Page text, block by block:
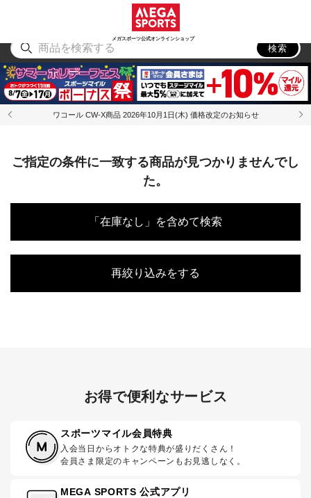
メガスポーツ公式オンラインショップ
アウトドア
検索
ワコール CW-X商品 2026年10月1日(木) 価格改定のお知らせ
ご指定の条件に一致する商品が見つかりませんでし
た。
「在庫なし」を含めて検索
再絞り込みをする
お得で便利なサービス
スポーツマイル会員特典
入会当日からオトクな特典が盛りだくさん！
会員さま限定のキャンペーンもお見逃しなく。
MEGA SPORTS 公式アプリ